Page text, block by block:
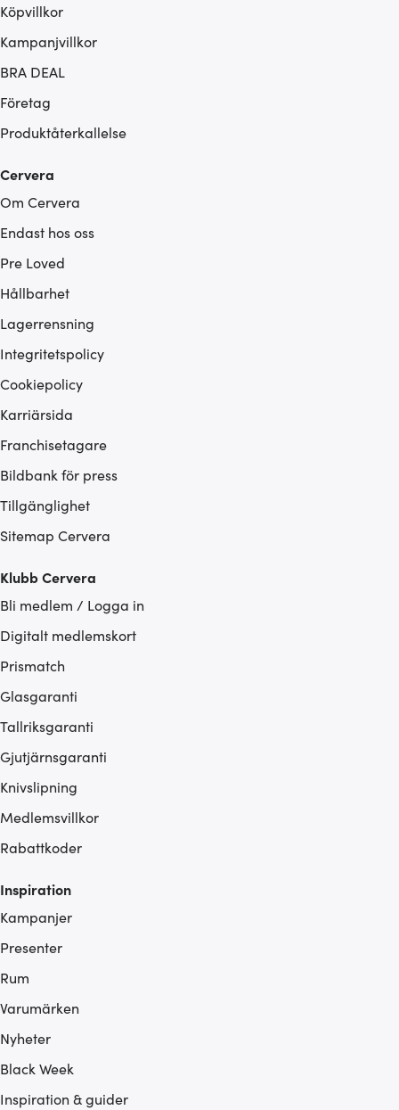
Köpvillkor
Kampanjvillkor
BRA DEAL
Företag
Produktåterkallelse
Cervera
Om Cervera
Endast hos oss
Pre Loved
Hållbarhet
Lagerrensning
Integritetspolicy
Cookiepolicy
Karriärsida
Franchisetagare
Bildbank för press
Tillgänglighet
Sitemap Cervera
Klubb Cervera
Bli medlem / Logga in
Digitalt medlemskort
Prismatch
Glasgaranti
Tallriksgaranti
Gjutjärnsgaranti
Knivslipning
Medlemsvillkor
Rabattkoder
Inspiration
Kampanjer
Presenter
Rum
Varumärken
Nyheter
Black Week
Inspiration & guider